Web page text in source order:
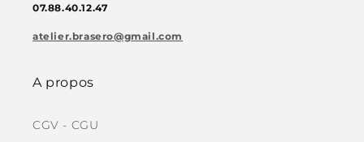
07.88.40.12.47
atelier.brasero@gmail.com
A propos
CGV - CGU